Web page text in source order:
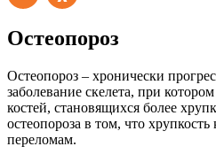
Остеопороз
Остеопороз – хронически
заболевание скелета, при
костей, становящихся более
остеопороза в том, что
переломам.